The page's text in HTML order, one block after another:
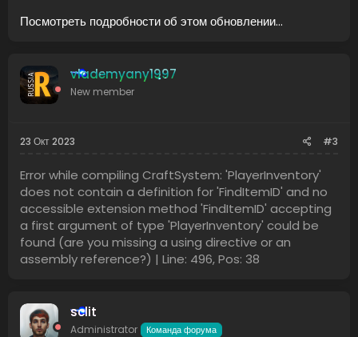
Посмотреть подробности об этом обновлении...
vlademyany1997
New member
23 Окт 2023 #3
Error while compiling CraftSystem: 'PlayerInventory'
does not contain a definition for 'FindItemID' and no
accessible extension method 'FindItemID' accepting
a first argument of type 'PlayerInventory' could be
found (are you missing a using directive or an
assembly reference?) | Line: 496, Pos: 38
sclit
Administrator Команда форума